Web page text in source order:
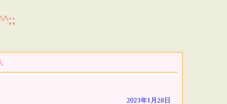
2023年1月28日